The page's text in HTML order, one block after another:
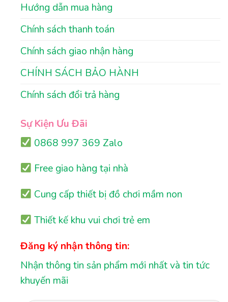
Hướng dẫn mua hàng
Chính sách thanh toán
Chính sách giao nhận hàng
CHÍNH SÁCH BẢO HÀNH
Chính sách đổi trả hàng
Sự Kiện Ưu Đãi
0868 997 369 Zalo
Free giao hàng tại nhà
Cung cấp thiết bị đồ chơi mầm non
Thiết kế khu vui chơi trẻ em
Đăng ký nhận thông tin:
Nhận thông tin sản phẩm mới nhất và tin tức
khuyến mãi